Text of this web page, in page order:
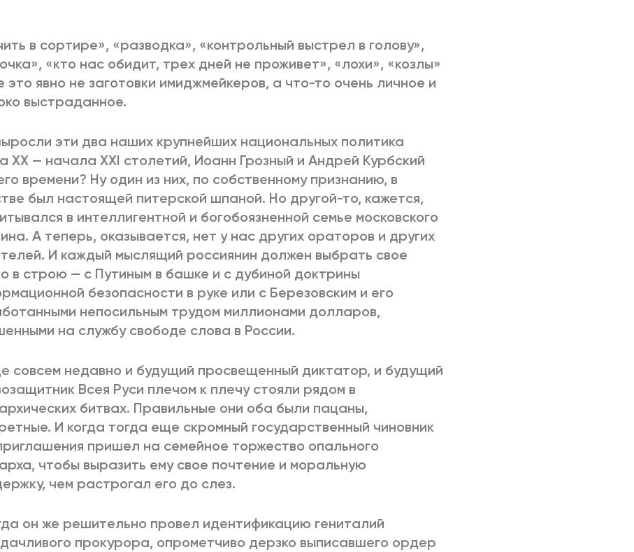
ВСЕ КНИГИ
в сортире», «разводка», «контрольный выстрел в голову»,
«кто нас обидит, трех дней не проживет», «лохи», «козлы»
это явно не заготовки имиджмейкеров, а что-то очень личное и
выстраданное.
эти два наших крупнейших национальных политика
ХХ — начала XXI столетий, Иоанн Грозный и Андрей Курбский
времени? Ну один из них, по собственному признанию, в
был настоящей питерской шпаной. Но другой-то, кажется,
в интеллигентной и богобоязненной семье московского
А теперь, оказывается, нет у нас других ораторов и других
И каждый мыслящий россиянин должен выбрать свое
в строю — с Путиным в башке и с дубиной доктрины
безопасности в руке или с Березовским и его
непосильным трудом миллионами долларов,
на службу свободе слова в России.
совсем недавно и будущий просвещенный диктатор, и будущий
Всея Руси плечом к плечу стояли рядом в
битвах. Правильные они оба были пацаны,
И когда тогда еще скромный государственный чиновник
пришел на семейное торжество опального
чтобы выразить ему свое почтение и моральную
чем растрогал его до слез.
он же решительно провел идентификацию гениталий
прокурора, опрометчиво дерзко выписавшего ордер